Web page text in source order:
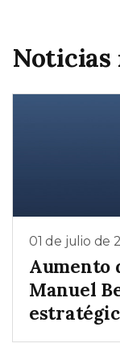
Noticias
01 de julio de
Aumento
Manuel